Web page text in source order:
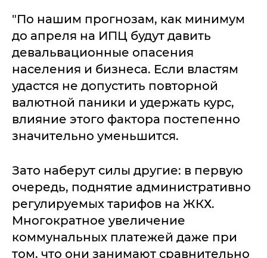
"По нашим прогнозам, как минимум
до апреля на ИПЦ будут давить
девальвационные опасения
населения и бизнеса. Если властям
удастся не допустить повторной
валютной паники и удержать курс,
влияние этого фактора постепенно
значительно уменьшится.
Зато наберут силы другие: в первую
очередь, поднятие административно
регулируемых тарифов на ЖКХ.
Многократное увеличение
коммунальных платежей даже при
том, что они занимают сравнительно